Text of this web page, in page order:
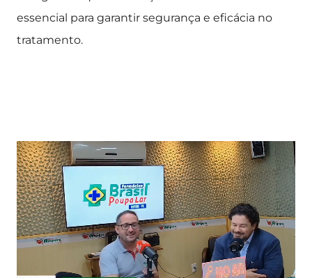
essencial para garantir segurança e eficácia no
tratamento.